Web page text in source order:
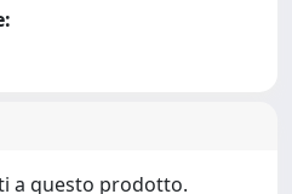
a questo prodotto.